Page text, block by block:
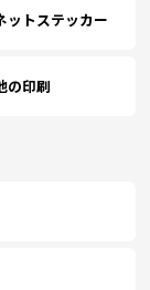
ットステッカー
の印刷